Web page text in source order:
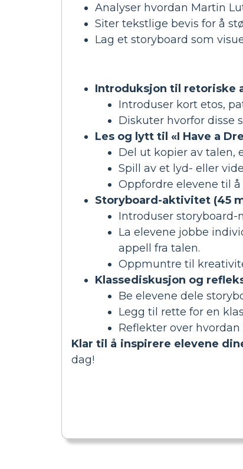
Analyser hvordan Martin
Siter tekstlige bevis for å
Lag et storyboard som
Introduksjon til retoriske
Introduser kort etos,
Diskuter hvorfor disse
Les og lytt til «I Have a
Del ut kopier av talen,
Spill av et lyd- eller
Oppfordre elevene til
Storyboard-aktivitet (45
Introduser storyboard-
La elevene jobbe
appell fra talen.
Oppmuntre til
Klassediskusjon og
Be elevene dele
Legg til rette for en
Reflekter over
Klar til å inspirere elevene
dag!